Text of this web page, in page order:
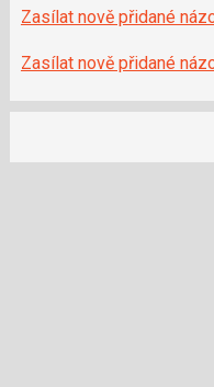
Zasílat nově přidané
Zasílat nově přidané